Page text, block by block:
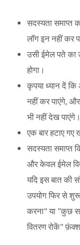
सदस्यता समाप्त
लॉग इन नहीं कर
उसी ईमेल पते का
होगा।
कृपया ध्यान दें
नहीं कर पाएंगे,
भी नहीं देख पाएंगे।
एक बार हटाए गए
सदस्यता समाप्त
और केवल ईमेल
यदि इस बात की
उपयोग फिर से
करना" या "कुछ
वितरण रोकें"